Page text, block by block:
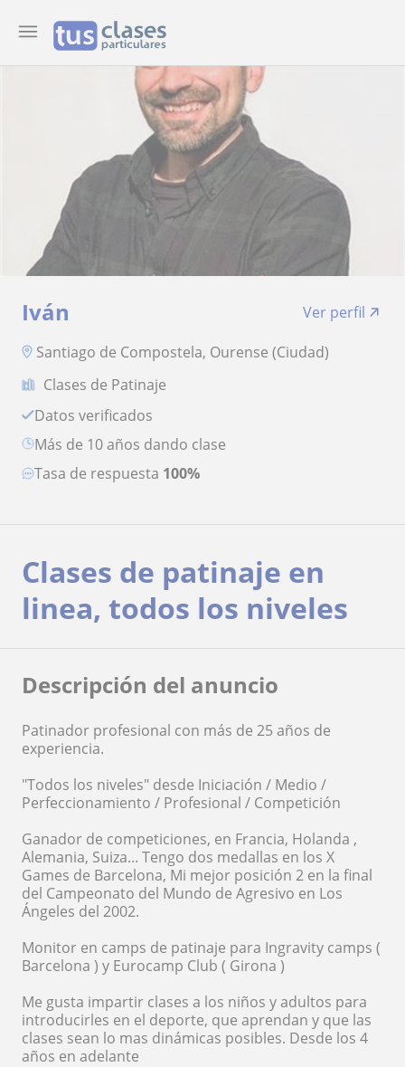
Iván
Ver perfil
Santiago de Compostela, Ourense (Ciudad)
Clases de Patinaje
Datos verificados
más de 10 años dando clase
Tasa de respuesta 100%
Clases de patinaje en
linea, todos los niveles
Descripción del anuncio
Patinador profesional con más de 25 años de
experiencia.
"Todos los niveles" desde Iniciación / Medio /
Perfeccionamiento / Profesional / Competición
Ganador de competiciones, en Francia, Holanda ,
Alemania, Suiza... Tengo dos medallas en los X
Games de Barcelona, Mi mejor posición 2 en la final
del Campeonato del Mundo de Agresivo en Los
Ángeles del 2002.
Monitor en camps de patinaje para Ingravity camps (
Barcelona ) y Eurocamp Club ( Girona )
Me gusta impartir clases a los niños y adultos para
introducirles en el deporte, que aprendan y que las
clases sean lo mas dinámicas posibles. Desde los 4
años en adelante